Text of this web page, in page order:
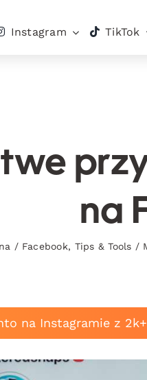
Instagram TikTok
na
/ Facebook, Tips & Tools /
na Instagramie z